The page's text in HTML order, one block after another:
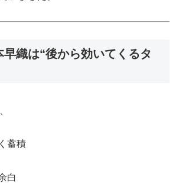
早織は“後から効いてくるタ
蓄積
白